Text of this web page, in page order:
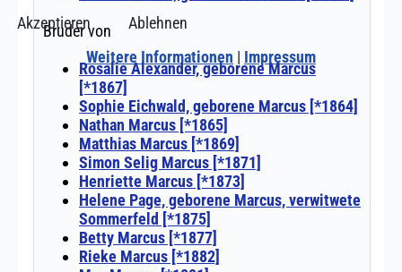
Akzeptieren
Ablehnen
Weitere Informationen | Impressum